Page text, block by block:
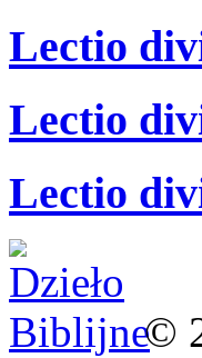
Lectio
Lectio
Lectio
©